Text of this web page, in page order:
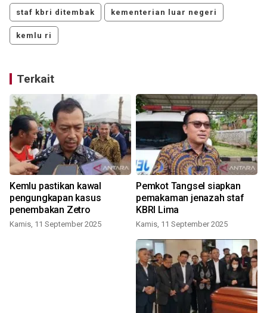
staf kbri ditembak kementerian luar negeri
kemlu ri
Terkait
Kemlu pastikan kawal
pengungkapan kasus
penembakan Zetro
Kamis, 11 September 2025
Pemkot Tangsel siapkan
pemakaman jenazah staf
KBRI Lima
Kamis, 11 September 2025